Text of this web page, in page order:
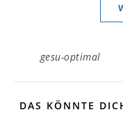
gesu-optimal
DAS KÖNNTE